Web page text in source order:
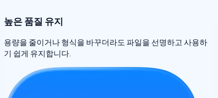
높은 품질 유지
용량을 줄이거나 형식을 바꾸더라도 파일을 선명하고 사용하
기 쉽게 유지합니다.